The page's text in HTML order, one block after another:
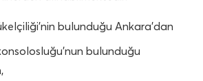
bulunduğu Ankara’dan
bulunduğu